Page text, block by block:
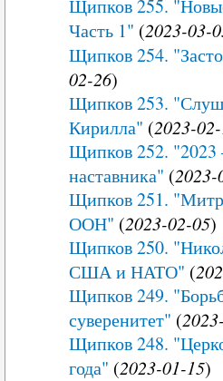
Щипков 255.
Часть 1" (2023-03-
Щипков 254.
02-26)
Щипков 253.
Кирилла" (2023-
Щипков 252. "2023
наставника" (2023-
Щипков 251.
ООН" (2023-02-05)
Щипков 250.
США и НАТО" (
Щипков 249.
суверенитет" (
Щипков 248.
года" (2023-01-15)